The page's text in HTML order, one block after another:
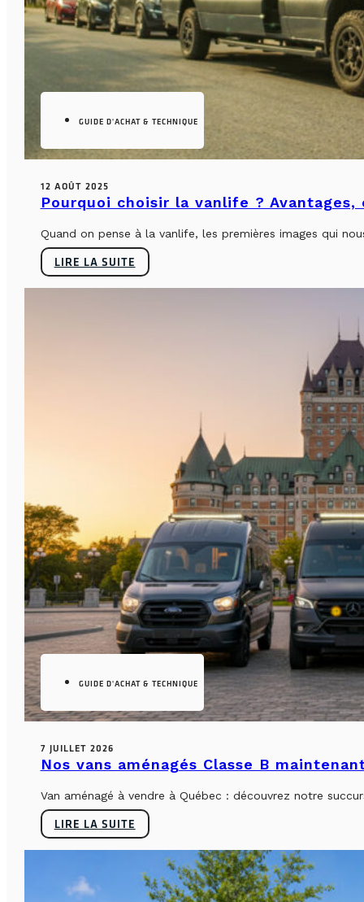
GUIDE D'ACHAT & TECHNIQUE
12 AOÛT 2025
Pourquoi choisir la vanlife ?
Quand on pense à la vanlife, les premières images qui
LIRE LA SUITE
GUIDE D'ACHAT & TECHNIQUE
7 JUILLET 2026
Nos vans aménagés Classe B
Van aménagé à vendre à Québec : découvrez notre
LIRE LA SUITE